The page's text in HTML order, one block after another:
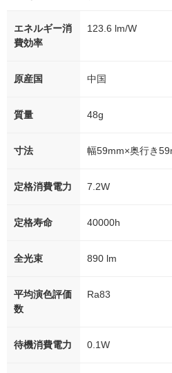
エネルギー消
費効率
123.6 lm/W
原産国 中国
質量 48g
寸法 幅59mm×奥行き
定格消費電力 7.2W
定格寿命 40000h
全光束 890 lm
平均演色評価
数
Ra83
待機消費電力 0.1W